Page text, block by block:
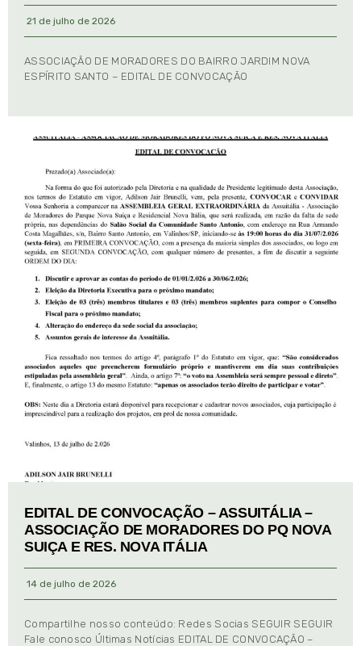
21 de julho de 2026
ASSOCIAÇÃO DE MORADORES DO BAIRRO JARDIM NOVA
ESPÍRITO SANTO – EDITAL DE CONVOCAÇÃO
EDITAL DE CONVOCAÇÃO – ASSUITÁLIA –
ASSOCIAÇÃO DE MORADORES DO PQ NOVA
SUIÇA E RES. NOVA ITÁLIA
14 de julho de 2026
Compartilhe nosso conteúdo: Redes Socias SEGUIR SEGUIR
Fale conosco Últimas Notícias EDITAL DE CONVOCAÇÃO –